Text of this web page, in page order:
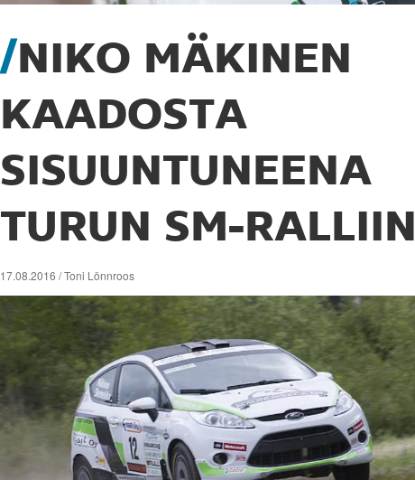
NIKO MÄKINEN
KAADOSTA
SISUUNTUNEENA
TURUN SM-RALLIIN
17.08.2016 / Toni Lönnroos